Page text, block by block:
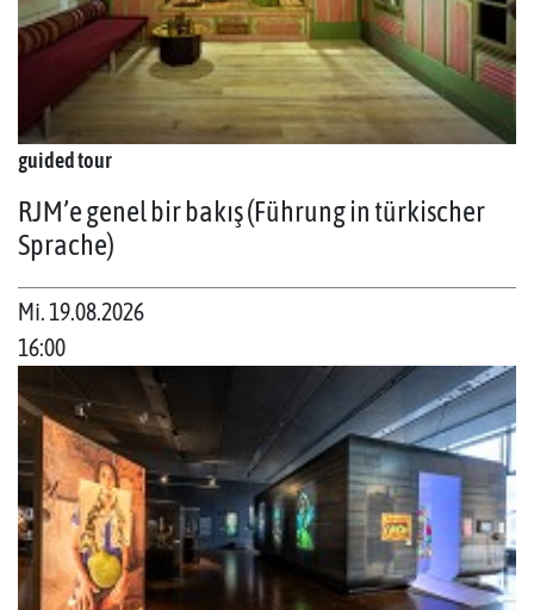
guided tour
RJM’e genel bir bakış (Führung in türkischer
Sprache)
Mi. 19.08.2026
16:00